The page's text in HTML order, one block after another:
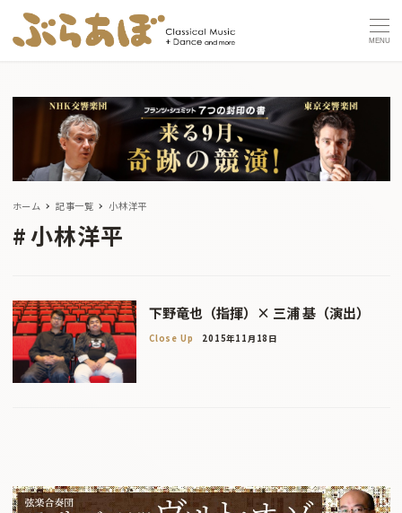
MENU
ホーム 記事一覧 小林洋平
小林洋平
下野竜也（指揮）× 三浦 基（演出）
Close Up 2015年11月18日